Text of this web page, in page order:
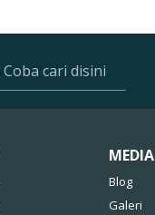
MEDIA
Blog
Galeri